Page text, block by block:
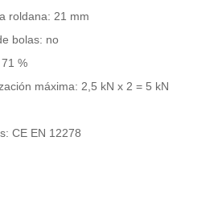
roldana: 21 mm
bolas: no
%
máxima: 2,5 kN x 2 = 5 kN
CE EN 12278